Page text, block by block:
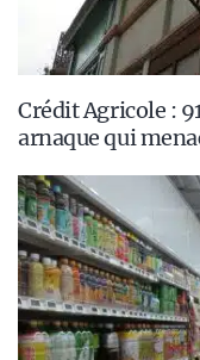
Crédit Agricole :
arnaque qui